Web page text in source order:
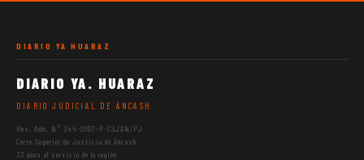
DIARIO YA HUARAZ
DIARIO YA. HUARAZ
DIARIO JUDICIAL DE ÁNCASH
Res. Adm. N° 344-2007-P-CSJAN/PJ
Corte Superior de Justicia de Áncash
33 años al servicio de la región